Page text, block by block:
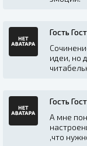
Гость
идеи, но
Гость
А мне
,что